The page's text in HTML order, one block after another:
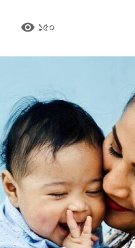
remove_red_eye ১৫০